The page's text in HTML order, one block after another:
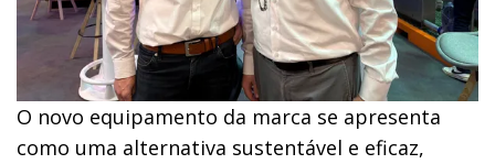
O novo equipamento da marca se apresenta
como uma alternativa sustentável e eficaz,